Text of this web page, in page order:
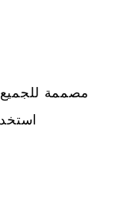
مصممة